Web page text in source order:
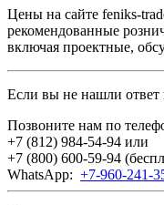
Цены на сайте feniks-
рекомендованные
включая проектные,
Если вы не нашли ответ
Позвоните нам по
+7 (812) 984-54-94 или
+7 (800) 600-59-94
WhatsApp: +7-960-241-